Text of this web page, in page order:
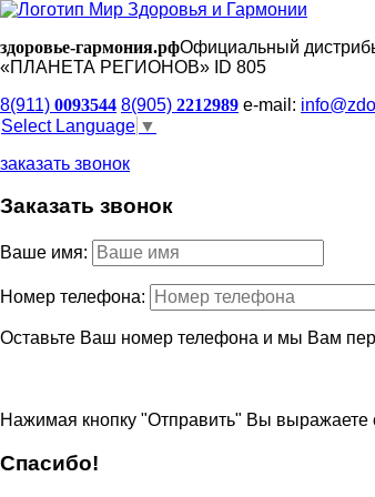
здоровье-гармония.рфОфициальный
«ПЛАНЕТА РЕГИОНОВ» ID 805
8(911) 0093544 8(905) 2212989 e-mail:
Select Language ▼
заказать звонок
Заказать звонок
Ваше имя:
Номер телефона:
Оставьте Ваш номер телефона и мы Вам
Нажимая кнопку "Отправить" Вы выражаете
Спасибо!